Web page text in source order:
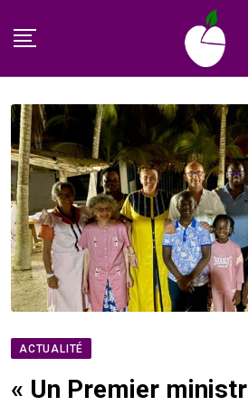
ACTUALITÉ
« Un Premier